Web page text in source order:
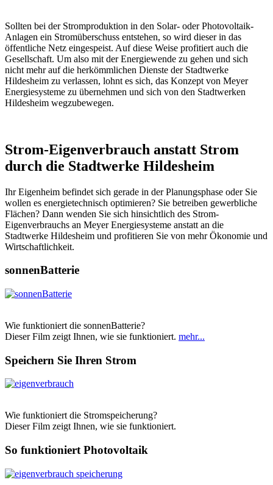
Sollten bei der Stromproduktion in den Solar- oder Photovoltaik-
Anlagen ein Stromüberschuss entstehen, so wird dieser in das
öffentliche Netz eingespeist. Auf diese Weise profitiert auch die
Gesellschaft. Um also mit der Energiewende zu gehen und sich
nicht mehr auf die herkömmlichen Dienste der Stadtwerke
Hildesheim zu verlassen, lohnt es sich, das Konzept von Meyer
Energiesysteme zu übernehmen und sich von den Stadtwerken
Hildesheim wegzubewegen.
Strom-Eigenverbrauch anstatt Strom
durch die Stadtwerke Hildesheim
Ihr Eigenheim befindet sich gerade in der Planungsphase oder Sie
wollen es energietechnisch optimieren? Sie betreiben gewerbliche
Flächen? Dann wenden Sie sich hinsichtlich des Strom-
Eigenverbrauchs an Meyer Energiesysteme anstatt an die
Stadtwerke Hildesheim und profitieren Sie von mehr Ökonomie und
Wirtschaftlichkeit.
sonnenBatterie
Wie funktioniert die sonnenBatterie?
Dieser Film zeigt Ihnen, wie sie funktioniert. mehr...
Speichern Sie Ihren Strom
Wie funktioniert die Stromspeicherung?
Dieser Film zeigt Ihnen, wie sie funktioniert.
So funktioniert Photovoltaik